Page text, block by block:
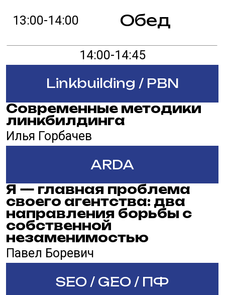
Как GEO изменил
видимость Keys.so: итоги
15:15-16:00
Linkbuilding / PBN
DR мёртв. Как оценивать
домены для PBN в 2026
ARDA
Личный бренд для
бизнеса: корпоративные
аккаунты или личное
влияние – как быть
видимым среди ИИ
Айта Лузгина
SEO / GEO / ПФ